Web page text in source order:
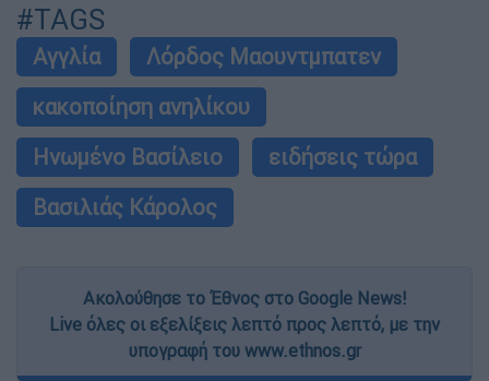
#TAGS
Αγγλία
Λόρδος Μαουντμπατεν
κακοποίηση ανηλίκου
Ηνωμένο Βασίλειο
ειδήσεις τώρα
Βασιλιάς Κάρολος
Ακολούθησε το Έθνος στο Google News!
Live όλες οι εξελίξεις λεπτό προς λεπτό, με την
υπογραφή του www.ethnos.gr